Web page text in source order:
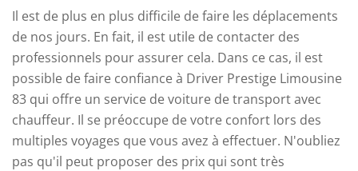
Il est de plus en plus difficile de faire les déplacements
de nos jours. En fait, il est utile de contacter des
professionnels pour assurer cela. Dans ce cas, il est
possible de faire confiance à Driver Prestige Limousine
83 qui offre un service de voiture de transport avec
chauffeur. Il se préoccupe de votre confort lors des
multiples voyages que vous avez à effectuer. N'oubliez
pas qu'il peut proposer des prix qui sont très